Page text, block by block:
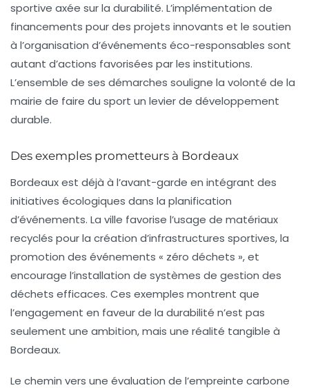
sportive axée sur la durabilité. L’implémentation de
financements pour des projets innovants et le soutien
à l’organisation d’événements éco-responsables sont
autant d’actions favorisées par les institutions.
L’ensemble de ses démarches souligne la volonté de la
mairie de faire du sport un levier de développement
durable.
Des exemples prometteurs à Bordeaux
Bordeaux est déjà à l’avant-garde en intégrant des
initiatives écologiques dans la planification
d’événements. La ville favorise l’usage de matériaux
recyclés pour la création d’infrastructures sportives, la
promotion des événements « zéro déchets », et
encourage l’installation de systèmes de gestion des
déchets efficaces. Ces exemples montrent que
l’engagement en faveur de la durabilité n’est pas
seulement une ambition, mais une réalité tangible à
Bordeaux.
Le chemin vers une évaluation de l’empreinte carbone